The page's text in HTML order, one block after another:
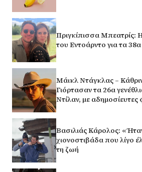
Πριγκίπισσα Μπεατρίς:
του Εντοάρντο για τα 38α
Μάικλ Ντάγκλας –
Γιόρτασαν τα 26α
Ντίλαν, με
Βασιλιάς Κάρολος:
χιονοστιβάδα που λίγο
τη ζωή